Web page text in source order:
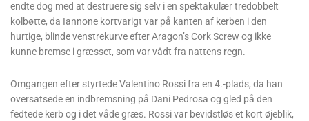
endte dog med at destruere sig selv i en spektakulær tredobbelt
kolbøtte, da Iannone kortvarigt var på kanten af kerben i den
hurtige, blinde venstrekurve efter Aragon’s Cork Screw og ikke
kunne bremse i græsset, som var vådt fra nattens regn.
Omgangen efter styrtede Valentino Rossi fra en 4.-plads, da han
oversatsede en indbremsning på Dani Pedrosa og gled på den
fedtede kerb og i det våde græs. Rossi var bevidstløs et kort øjeblik,